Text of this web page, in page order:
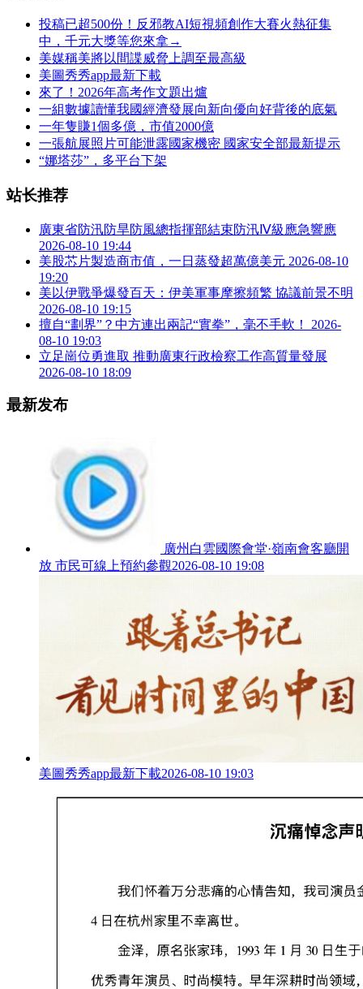
投稿已超500份！反邪教AI短視頻創作大賽火熱征集
中，千元大獎等您來拿→
美媒稱美將以間諜威脅上調至最高級
美圖秀秀app最新下載
來了！2026年高考作文題出爐
一組數據讀懂我國經濟發展向新向優向好背後的底氣
一年隻賺1個多億，市值2000億
一張航展照片可能泄露國家機密 國家安全部最新提示
“娜塔莎”，多平台下架
站长推荐
廣東省防汛防旱防風總指揮部結束防汛Ⅳ級應急響應
2026-08-10 19:44
美股芯片製造商市值，一日蒸發超萬億美元 2026-08-10
19:20
美以伊戰爭爆發百天：伊美軍事摩擦頻繁 協議前景不明
2026-08-10 19:15
擅自“劃界”？中方連出兩記“實拳”，毫不手軟！
2026-
08-10 19:03
立足崗位勇進取 推動廣東行政檢察工作高質量發展
2026-08-10 18:09
最新发布
廣州白雲國際會堂·嶺南會客廳開
放 市民可線上預約參觀2026-08-10 19:08
美圖秀秀app最新下載2026-08-10 19:03